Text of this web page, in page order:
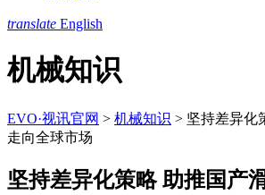
translate English
机械知识
EVO·视讯官网 > 机械知识 > 坚持差异化
走向全球市场
坚持差异化策略 助推国产